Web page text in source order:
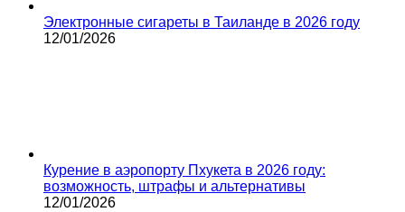
Электронные сигареты в Таиланде в 2026 году
12/01/2026
Курение в аэропорту Пхукета в 2026 году:
возможность, штрафы и альтернативы
12/01/2026